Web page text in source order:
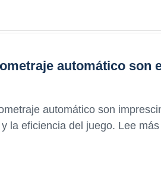
automático son
automático son
la eficiencia del juego. Lee